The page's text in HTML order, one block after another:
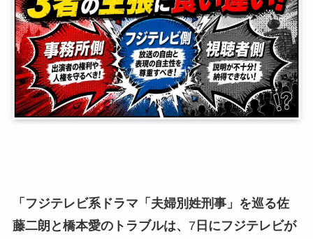
「フジテレビ系ドラマ「夫婦別姓刑事」を巡る佐
藤二朗と橋本愛のトラブルは、 7 日にフジテレビが